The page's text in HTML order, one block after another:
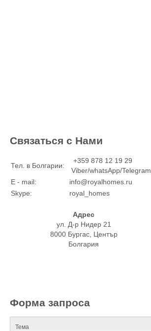
Связаться с Нами
Тел. в Болгарии:
+359 878 12 19 29
Viber/whatsApp/Telegram
E - mail:
info@royalhomes.ru
Skype:
royal_homes
Адрес
ул. Д-р Нидер 21
8000 Бургас, Център
Болгария
Форма запроса
Тема